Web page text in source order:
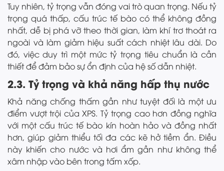
Tuy nhiên, tỷ trọng vẫn đóng vai trò quan trọng. Nếu tỷ
trọng quá thấp, cấu trúc tế bào có thể không đồng
nhất, dễ bị phá vỡ theo thời gian, làm khí trơ thoát ra
ngoài và làm giảm hiệu suất cách nhiệt lâu dài. Do
đó, việc duy trì một mức tỷ trọng tiêu chuẩn là cần
thiết để đảm bảo sự ổn định của hệ số dẫn nhiệt.
2.3. Tỷ trọng và khả năng hấp thụ nước
Khả năng chống thấm gần như tuyệt đối là một ưu
điểm vượt trội của XPS. Tỷ trọng cao hơn đồng nghĩa
với một cấu trúc tế bào kín hoàn hảo và đồng nhất
hơn, giúp giảm thiểu tối đa các kẽ hở tiềm ẩn. Điều
này khiến cho nước và hơi ẩm gần như không thể
xâm nhập vào bên trong tấm xốp.